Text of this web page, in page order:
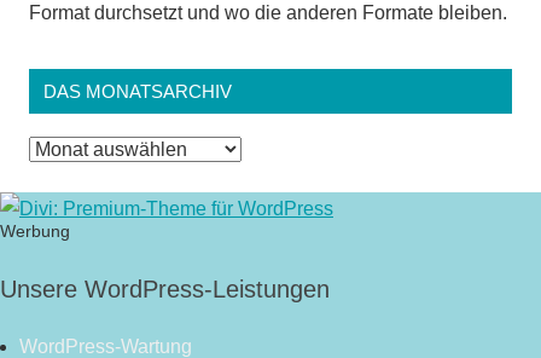
Format durchsetzt und wo die anderen Formate bleiben.
DAS MONATSARCHIV
Das
Werbung
Unsere WordPress-Leistungen
WordPress-Wartung